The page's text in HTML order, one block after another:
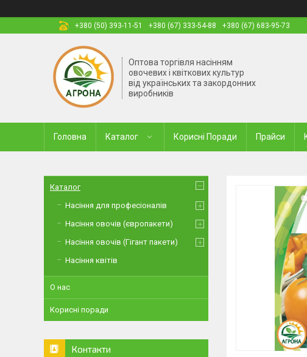
+380 (50) 393-11-51
+380 (67) 333-54-88 +380 (67) 683-95-73
Оптова торгівля насінням
овочевих і квіткових культур
від українських та закордонних
виробників
Головна Каталог Корисні Поради Прайси
Каталог
Насіння для професіоналів
Насіння овочів (європакети)
Насіння овочів (Гігант пакети)
Насіння квітів
О нас
Корисні поради
Контакти